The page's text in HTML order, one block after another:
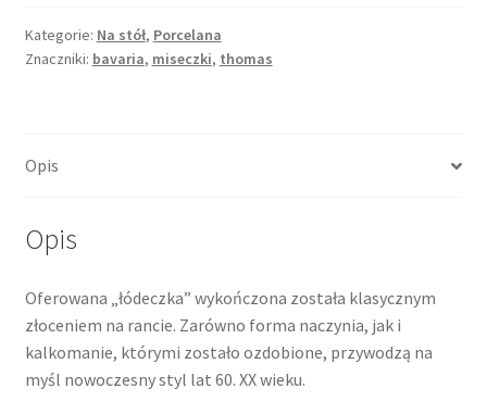
Kategorie: Na stół, Porcelana
Znaczniki: bavaria, miseczki, thomas
Opis
Opis
Oferowana „łódeczka” wykończona została klasycznym
złoceniem na rancie. Zarówno forma naczynia, jak i
kalkomanie, którymi zostało ozdobione, przywodzą na
myśl nowoczesny styl lat 60. XX wieku.